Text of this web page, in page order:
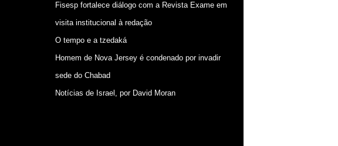
Fisesp fortalece diálogo com a Revista Exame em
visita institucional à redação
O tempo e a tzedaká
Homem de Nova Jersey é condenado por invadir
sede do Chabad
Notícias de Israel, por David Moran